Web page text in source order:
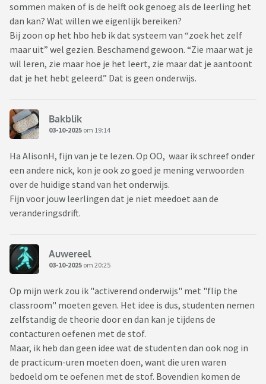
sommen maken of is de helft ook genoeg als de leerling het
dan kan? Wat willen we eigenlijk bereiken?
Bij zoon op het hbo heb ik dat systeem van “zoek het zelf
maar uit” wel gezien. Beschamend gewoon. “Zie maar wat je
wil leren, zie maar hoe je het leert, zie maar dat je aantoont
dat je het hebt geleerd.” Dat is geen onderwijs.
Bakblik
03-10-2025 om 19:14
Ha AlisonH, fijn van je te lezen. Op OO, waar ik schreef onder
een andere nick, kon je ook zo goed je mening verwoorden
over de huidige stand van het onderwijs.
Fijn voor jouw leerlingen dat je niet meedoet aan de
veranderingsdrift.
Auwereel
03-10-2025 om 20:25
Op mijn werk zou ik "activerend onderwijs" met "flip the
classroom" moeten geven. Het idee is dus, studenten nemen
zelfstandig de theorie door en dan kan je tijdens de
contacturen oefenen met de stof.
Maar, ik heb dan geen idee wat de studenten dan ook nog in
de practicum-uren moeten doen, want die uren waren
bedoeld om te oefenen met de stof. Bovendien komen de